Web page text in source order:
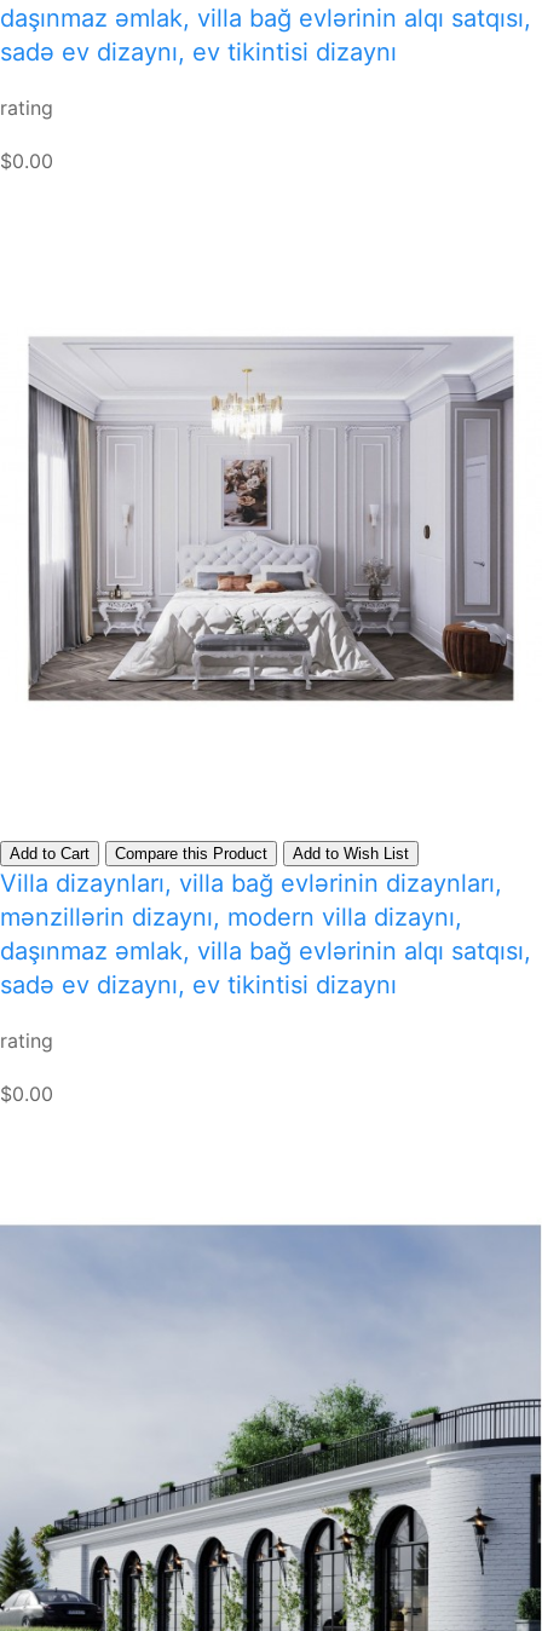
daşınmaz əmlak, villa bağ evlərinin alqı satqısı,
sadə ev dizaynı, ev tikintisi dizaynı
rating
$0.00
Add to Cart Compare this Product Add to Wish List
Villa dizaynları, villa bağ evlərinin dizaynları,
mənzillərin dizaynı, modern villa dizaynı,
daşınmaz əmlak, villa bağ evlərinin alqı satqısı,
sadə ev dizaynı, ev tikintisi dizaynı
rating
$0.00